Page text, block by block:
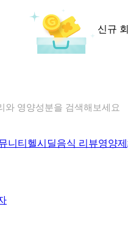
신규
다이어트 음식 검색해보세요
니티 헬시딜음식 리뷰영양제